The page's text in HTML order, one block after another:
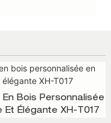
Bois Personnalisée
Élégante XH-T017